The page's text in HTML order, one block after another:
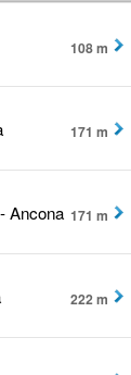
108 m
171 m
Ancona 171 m
222 m